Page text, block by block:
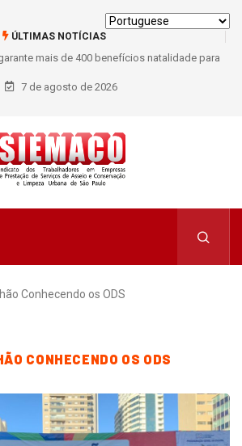
ÚLTIMAS NOTÍCIAS
mais de 400 benefícios natalidade para
do Asseio em 2026
7 de agosto de 2026
Conhecendo os ODS
CONHECENDO OS ODS